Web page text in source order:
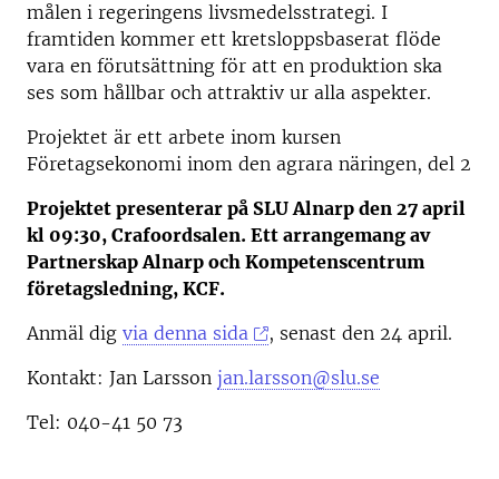
målen i regeringens livsmedelsstrategi. I
framtiden kommer ett kretsloppsbaserat flöde
vara en förutsättning för att en produktion ska
ses som hållbar och attraktiv ur alla aspekter.
Projektet är ett arbete inom kursen
Företagsekonomi inom den agrara näringen, del 2
Projektet presenterar på SLU Alnarp den 27 april
kl 09:30, Crafoordsalen. Ett arrangemang av
Partnerskap Alnarp och Kompetenscentrum
företagsledning, KCF.
Anmäl dig via denna sida
, senast den 24 april.
Kontakt: Jan Larsson jan.larsson@slu.se
Tel: 040-41 50 73